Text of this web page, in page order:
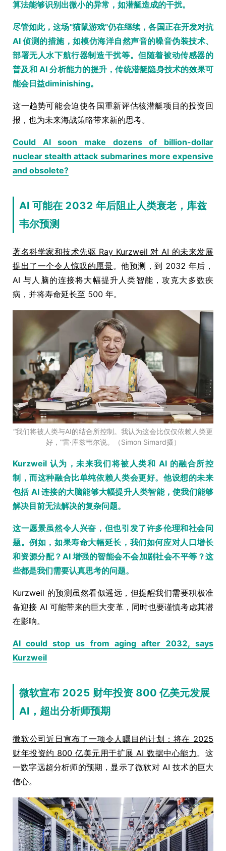
算法能够识别出微小的异常，如潜艇造成的干扰。
尽管如此，这场"猫鼠游戏"仍在继续，各国正在开发对抗
AI 侦测的措施，如模仿海洋自然声音的噪音伪装技术、
部署无人水下航行器制造干扰等。但随着被动传感器的
普及和 AI 分析能力的提升，传统潜艇隐身技术的效果可
能会日益diminishing。
这一趋势可能会迫使各国重新评估核潜艇项目的投资回
报，也为未来海战策略带来新的思考。
Could AI soon make dozens of billion-dollar
nuclear stealth attack submarines more expensive
and obsolete?
AI 可能在 2032 年后阻止人类衰老，库兹
韦尔预测
著名科学家和技术先驱 Ray Kurzweil 对 AI 的未来发展
提出了一个令人惊叹的愿景。他预测，到 2032 年后，
AI 与人脑的连接将大幅提升人类智能，攻克大多数疾
病，并将寿命延长至 500 年。
“我们将被人类与AI的结合所控制。我认为这会比仅仅依赖人类更
好，”雷·库兹韦尔说。（Simon Simard摄）
Kurzweil 认为，未来我们将被人类和 AI 的融合所控
制，而这种融合比单纯依赖人类会更好。他设想的未来
包括 AI 连接的大脑能够大幅提升人类智能，使我们能够
解决目前无法解决的复杂问题。
这一愿景虽然令人兴奋，但也引发了许多伦理和社会问
题。例如，如果寿命大幅延长，我们如何应对人口增长
和资源分配？AI 增强的智能会不会加剧社会不平等？这
些都是我们需要认真思考的问题。
Kurzweil 的预测虽然看似遥远，但提醒我们需要积极准
备迎接 AI 可能带来的巨大变革，同时也要谨慎考虑其潜
在影响。
AI could stop us from aging after 2032, says
Kurzweil
微软宣布 2025 财年投资 800 亿美元发展
AI，超出分析师预期
微软公司近日宣布了一项令人瞩目的计划：将在 2025
财年投资约 800 亿美元用于扩展 AI 数据中心能力 。这
一数字远超分析师的预期，显示了微软对 AI 技术的巨大
信心。